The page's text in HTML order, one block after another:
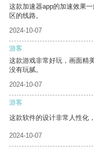
这款加速器app的加速效果
区的线路。
2024-10-07
游客
这款游戏非常好玩，画面精
没有玩腻。
2024-10-07
游客
这款软件的设计非常人性化
2024-10-07